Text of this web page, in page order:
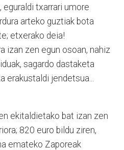
txarrari umo­re
arteko guztiak bota
etxerako deia!
izan zen egun osoan, nahiz
sagardo dastaketa
erakustaldi jendetsua...
ekitaldietako bat izan zen
820 euro bildu ziren,
emateko Zaporeak